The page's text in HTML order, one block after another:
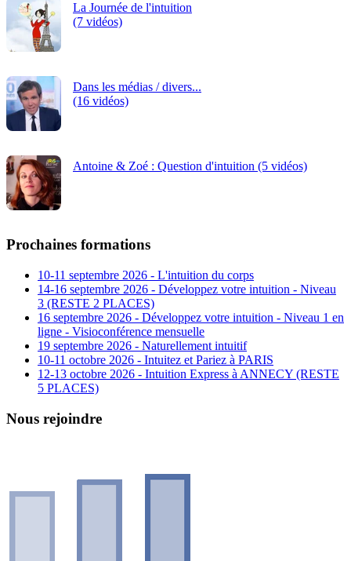
La Journée de l'intuition
(7 vidéos)
Dans les médias / divers...
(16 vidéos)
Antoine & Zoé : Question d'intuition (5 vidéos)
Prochaines formations
10-11 septembre 2026 - L'intuition du corps
14-16 septembre 2026 - Développez votre intuition - Niveau
3 (RESTE 2 PLACES)
16 septembre 2026 - Développez votre intuition - Niveau 1 en
ligne - Visioconférence mensuelle
19 septembre 2026 - Naturellement intuitif
10-11 octobre 2026 - Intuitez et Pariez à PARIS
12-13 octobre 2026 - Intuition Express à ANNECY (RESTE
5 PLACES)
Nous rejoindre